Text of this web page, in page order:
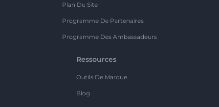
Plan Du Site
Programme De Partenaires
Programme Des Ambassadeurs
Ressources
Outils De Marque
Blog